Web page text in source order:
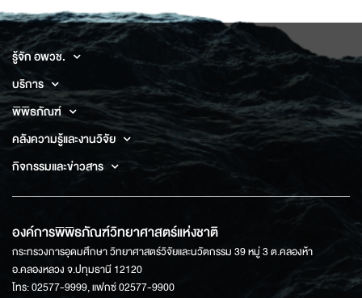
รู้จัก อพวช.
บริการ
พิพิธภัณฑ์
คลังความรู้และงานวิจัย
กิจกรรมและข่าวสาร
องค์การพิพิธภัณฑ์วิทยาศาสตร์แห่งชาติ
กระทรวงการอุดมศึกษา วิทยาศาสตร์วิจัยและนวัตกรรม 39 หมู่ 3 ต.คลองห้า
อ.คลองหลวง จ.ปทุมธานี 12120
โทร: 02577-9999, แฟกซ์ 02577-9900